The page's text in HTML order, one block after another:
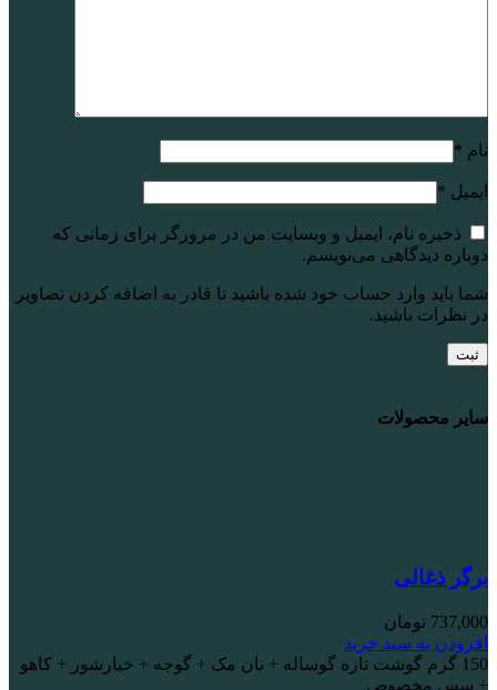
نام *
ایمیل *
ذخیره نام، ایمیل و وبسایت من در مرورگر برای زمانی که
دوباره دیدگاهی می‌نویسم.
شما باید وارد حساب خود شده باشید تا قادر به اضافه کردن تصاویر
در نظرات باشید.
سایر محصولات
برگر ذغالی
737,000 تومان
افزودن به سبد خرید
150 گرم گوشت تازه گوساله + نان مک + گوجه + خیارشور + کاهو
+ سس مخصوص